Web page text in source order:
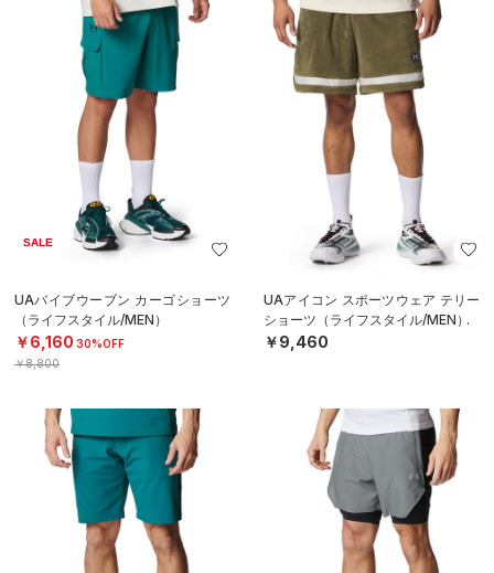
SALE
UAバイブウーブン カーゴショーツ
（ライフスタイル/MEN）
￥6,160 30%OFF
￥8,800
UAアイコン スポーツウェア テリー
ショーツ（ライフスタイル/MEN）
￥9,460